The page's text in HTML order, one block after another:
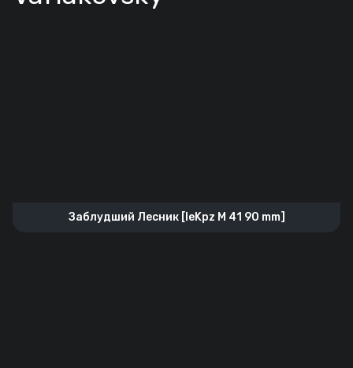
Заблудший Лесник [leKpz M 41 90 mm]